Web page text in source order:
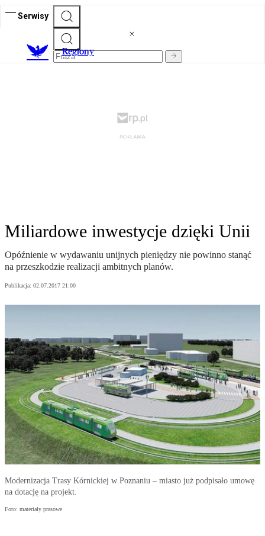
Serwisy
Regiony
Miliardowe inwestycje dzięki Unii
Opóźnienie w wydawaniu unijnych pieniędzy nie powinno stanąć
na przeszkodzie realizacji ambitnych planów.
Publikacja: 02.07.2017 21:00
Modernizacja Trasy Kórnickiej w Poznaniu – miasto już podpisało umowę
na dotację na projekt.
Foto: materiały prasowe